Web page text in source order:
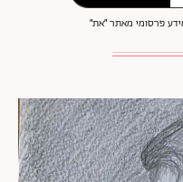
פרסומי מאתר ״את״